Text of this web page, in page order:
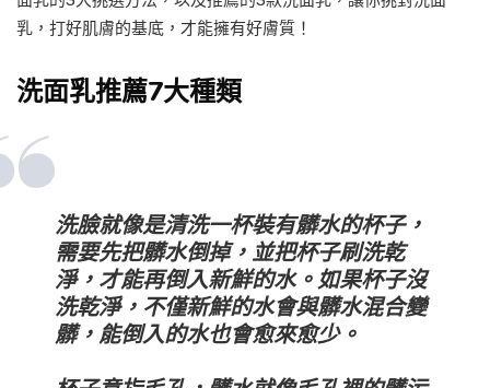
乳，打好肌膚的基底，才能擁有好膚質！
洗面乳推薦7大種類
洗臉就像是清洗一杯裝有髒水的杯子，
需要先把髒水倒掉，並把杯子刷洗乾
淨，才能再倒入新鮮的水。如果杯子沒
洗乾淨，不僅新鮮的水會與髒水混合變
髒，能倒入的水也會愈來愈少。